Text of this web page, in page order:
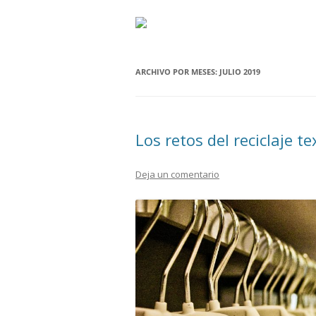
ARCHIVO POR MESES: JULIO 2019
Los retos del reciclaje
Deja un comentario